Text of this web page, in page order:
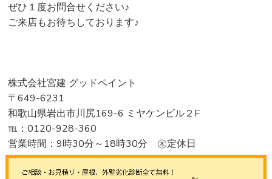
ぜひ１度お問合せください♪
ご来店もお待ちしております♪
株式会社宮建 グッドペイント
〒649-6231
和歌山県岩出市川尻169-6 ミヤケンビル２F
℡：0120-928-360
営業時間：9時30分～18時30分 ㊍定休日